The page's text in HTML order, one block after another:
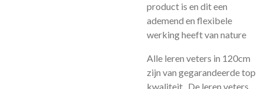
product is en dit een
ademend en flexibele
werking heeft van nature
Alle leren veters in 120cm
zijn van gegarandeerde top
kwaliteit. De leren veters